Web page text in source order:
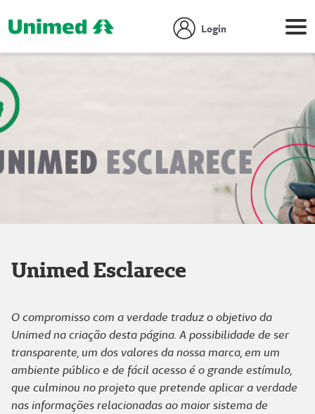
Login
Unimed Esclarece
O compromisso com a verdade traduz o objetivo da
Unimed na criação desta página. A possibilidade de ser
transparente, um dos valores da nossa marca, em um
ambiente público e de fácil acesso é o grande estímulo,
que culminou no projeto que pretende aplicar a verdade
nas informações relacionadas ao maior sistema de